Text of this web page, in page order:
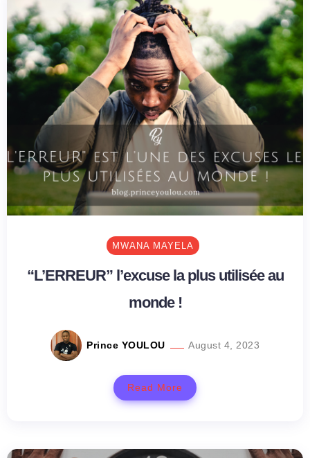
MWANA MAYELA
“L’ERREUR” l’excuse la plus utilisée au
monde !
Prince YOULOU August 4, 2023
Read More